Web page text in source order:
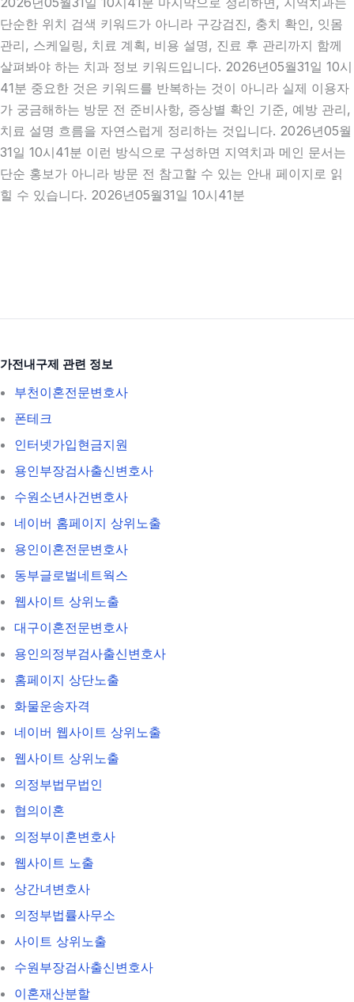
단순한 위치 검색 키워드가 아니라 구강검진, 충치 확인, 잇몸
관리, 스케일링, 치료 계획, 비용 설명, 진료 후 관리까지 함께
살펴봐야 하는 치과 정보 키워드입니다. 2026년05월31일 10시
41분 중요한 것은 키워드를 반복하는 것이 아니라 실제 이용자
가 궁금해하는 방문 전 준비사항, 증상별 확인 기준, 예방 관리,
치료 설명 흐름을 자연스럽게 정리하는 것입니다. 2026년05월
31일 10시41분 이런 방식으로 구성하면 지역치과 메인 문서는
단순 홍보가 아니라 방문 전 참고할 수 있는 안내 페이지로 읽
힐 수 있습니다. 2026년05월31일 10시41분
가전내구제 관련 정보
부천이혼전문변호사
폰테크
인터넷가입현금지원
용인부장검사출신변호사
수원소년사건변호사
네이버 홈페이지 상위노출
용인이혼전문변호사
동부글로벌네트웍스
웹사이트 상위노출
대구이혼전문변호사
용인의정부검사출신변호사
홈페이지 상단노출
화물운송자격
네이버 웹사이트 상위노출
웹사이트 상위노출
의정부법무법인
협의이혼
의정부이혼변호사
웹사이트 노출
상간녀변호사
의정부법률사무소
사이트 상위노출
수원부장검사출신변호사
이혼재산분할